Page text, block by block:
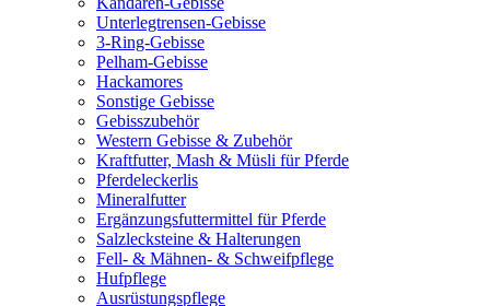
Unterlegtrensen-Gebisse
3-Ring-Gebisse
Pelham-Gebisse
Hackamores
Sonstige Gebisse
Gebisszubehör
Western Gebisse & Zubehör
Kraftfutter, Mash & Müsli für Pferde
Pferdeleckerlis
Mineralfutter
Ergänzungsfuttermittel für Pferde
Salzlecksteine & Halterungen
Fell- & Mähnen- & Schweifpflege
Hufpflege
Ausrüstungspflege